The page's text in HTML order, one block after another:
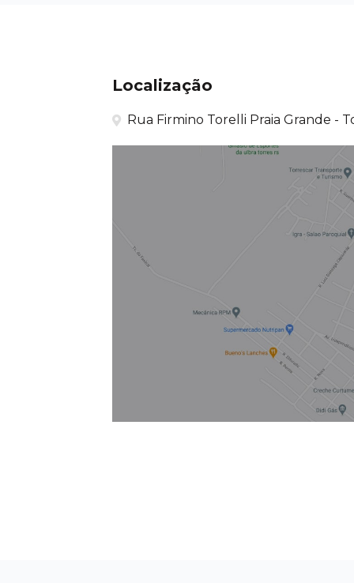
Localização
Rua Firmino Torelli Praia Grande -